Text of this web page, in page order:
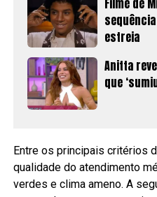
Filme de
estreia
Anitta
que
Entre os principais critérios
qualidade do atendimento
verdes e clima ameno. A